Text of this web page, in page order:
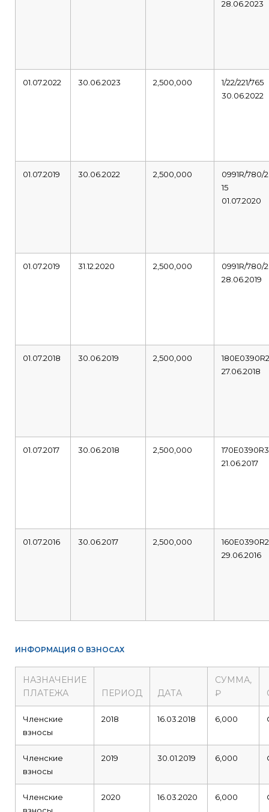
28.06.2023
01.07.2022 30.06.2023 2,500,000
1/22/221/765
30.06.2022
01.07.2019 30.06.2022 2,500,000
0991R/780/
15
01.07.2020
01.07.2019 31.12.2020 2,500,000
0991R/780/
28.06.2019
01.07.2018 30.06.2019 2,500,000
27.06.2018
01.07.2017 30.06.2018 2,500,000
21.06.2017
01.07.2016 30.06.2017 2,500,000
29.06.2016
ИНФОРМАЦИЯ О ВЗНОСАХ
НАЗНАЧЕНИЕ
ПЛАТЕЖА
ПЕРИОД ДАТА
СУММА,
₽
Членские
взносы
2018 16.03.2018 6,000
Членские
взносы
2019 30.01.2019 6,000
Членские
2020 16.03.2020 6,000